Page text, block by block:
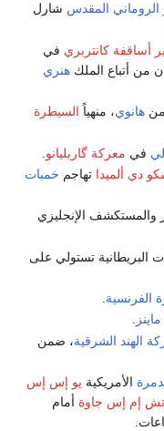
الروماني المقدس شارل
أساقفة كانتربري في
من أتباع الملكهنري
منهانوي، منهياً السيطرة
في معركة گاريليانو
دي ألميدا تهاجم خمبات
والمستكشف الإنجليزي
البريطانية تستولي على
الفرنسية
ماينز .
الهند الشرقية، ضمن
الأمريكية يو إس إس
إم إس جاوة أمام